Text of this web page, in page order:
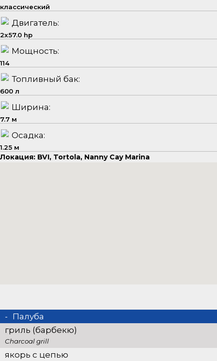
классический
Двигатель:
2x57.0 hp
Мощность:
114
Топливный бак:
600 л
Ширина:
7.7 м
Осадка:
1.25 м
Локация: BVI, Tortola, Nanny Cay Marina
Палуба
гриль (барбекю)
Charcoal grill
якорь с цепью